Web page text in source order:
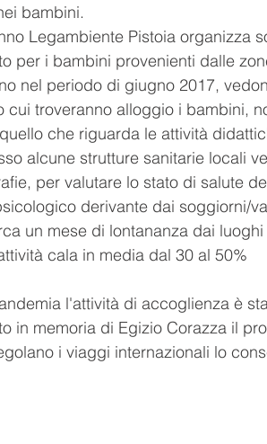
bambini.
Legambiente Pistoia organizza
per i bambini provenienti dalle
nel periodo di giugno 2017,
cui troveranno alloggio i bambini,
che riguarda le attività
alcune strutture sanitarie locali
per valutare lo stato di salute
derivante dai soggiorni/
un mese di lontananza dai
cala in media dal 30 al 50%
l'attività di accoglienza è
in memoria di Egizio Corazza il
i viaggi internazionali lo